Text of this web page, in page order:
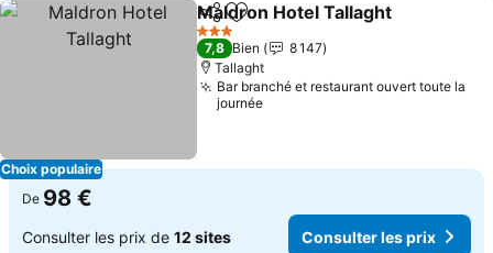
Choix populaire
PartagerAjouter à mes favoris
Maldron Hotel Tallaght
3 Étoiles
7,8 Bien
8 147
Tallaght
Bar branché et restaurant ouvert toute la
journée
De 98 €
Consulter les prix de 12 sites Consulter les prix